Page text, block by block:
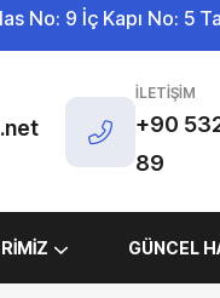
No: 9 İç Kapı No: 5
İLETIŞIM
+90
89
GÜNCEL